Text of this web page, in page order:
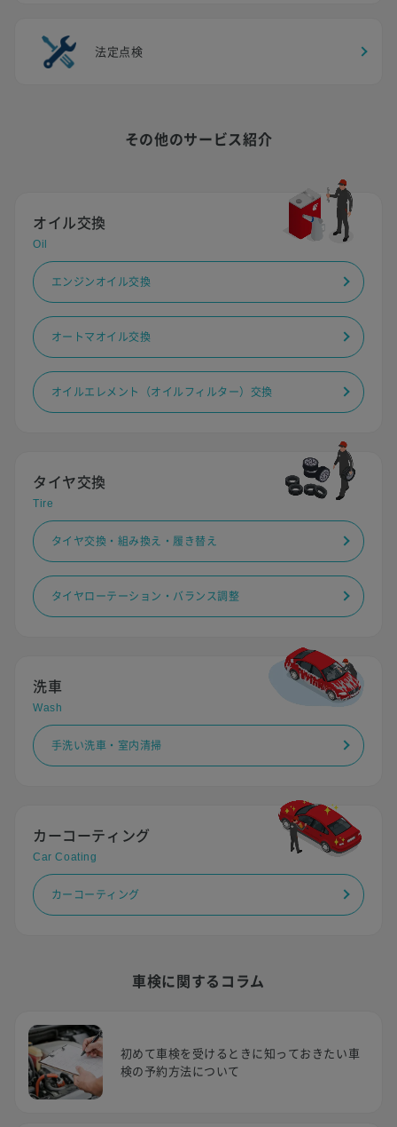
法定点検
その他のサービス紹介
オイル交換
Oil
エンジンオイル交換
オートマオイル交換
オイルエレメント（オイルフィルター）交換
タイヤ交換
Tire
タイヤ交換・組み換え・履き替え
タイヤローテーション・バランス調整
洗車
Wash
手洗い洗車・室内清掃
カーコーティング
Car Coating
カーコーティング
車検に関するコラム
初めて車検を受けるときに知っておきたい車
検の予約方法について